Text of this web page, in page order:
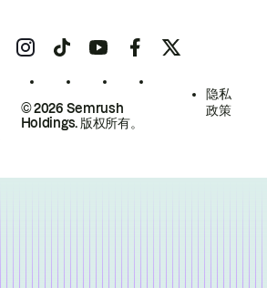
© 2026 Semrush
Holdings. 版权所有。
隐私
政策